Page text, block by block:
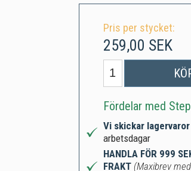
Pris per stycket:
259,00 SEK
Fördelar med
Vi skickar lagervaror
arbetsdagar
HANDLA FÖR 999
FRAKT (Maxibrev